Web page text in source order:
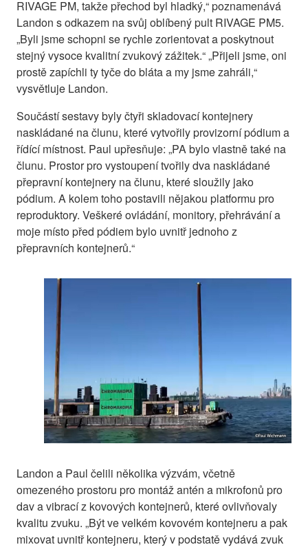
RIVAGE PM, takže přechod byl hladký,“ poznamenává
Landon s odkazem na svůj oblíbený pult RIVAGE PM5.
„Byli jsme schopni se rychle zorientovat a poskytnout
stejný vysoce kvalitní zvukový zážitek.“ „Přijeli jsme, oni
prostě zapíchli ty tyče do bláta a my jsme zahráli,“
vysvětluje Landon.
Součástí sestavy byly čtyři skladovací kontejnery
naskládané na člunu, které vytvořily provizorní pódium a
řídící místnost. Paul upřesňuje: „PA bylo vlastně také na
člunu. Prostor pro vystoupení tvořily dva naskládané
přepravní kontejnery na člunu, které sloužily jako
pódium. A kolem toho postavili nějakou platformu pro
reproduktory. Veškeré ovládání, monitory, přehrávání a
moje místo před pódiem bylo uvnitř jednoho z
přepravních kontejnerů.“
Landon a Paul čelili několika výzvám, včetně
omezeného prostoru pro montáž antén a mikrofonů pro
dav a vibrací z kovových kontejnerů, které ovlivňovaly
kvalitu zvuku. „Být ve velkém kovovém kontejneru a pak
mixovat uvnitř kontejneru, který v podstatě vydává zvuk